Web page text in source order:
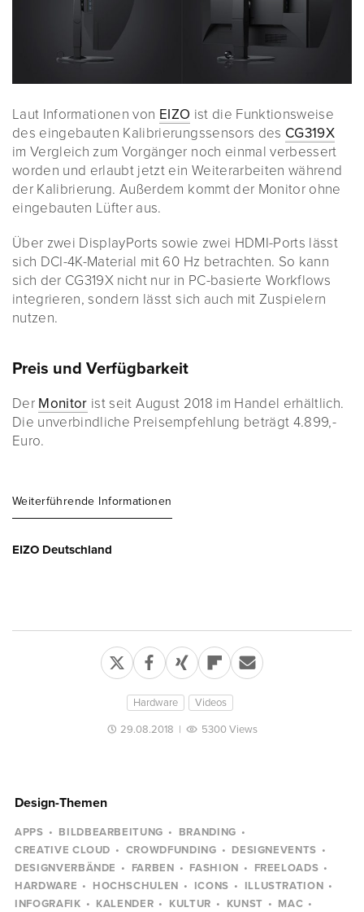
Laut Informationen von EIZO ist die Funktionsweise
des eingebauten Kalibrierungssensors des CG319X
im Vergleich zum Vorgänger noch einmal verbessert
worden und erlaubt jetzt ein Weiterarbeiten während
der Kalibrierung. Außerdem kommt der Monitor ohne
eingebauten Lüfter aus.
Über zwei DisplayPorts sowie zwei HDMI-Ports lässt
sich DCI-4K-Material mit 60 Hz betrachten. So kann
sich der CG319X nicht nur in PC-basierte Workflows
integrieren, sondern lässt sich auch mit Zuspielern
nutzen.
Preis und Verfügbarkeit
Der Monitor ist seit August 2018 im Handel erhältlich.
Die unverbindliche Preisempfehlung beträgt 4.899,-
Euro.
Weiterführende Informationen
EIZO Deutschland
Hardware Videos
29.08.2018 | 5300 Views
Design-Themen
APPS BILDBEARBEITUNG
BRANDING
CREATIVE CLOUD
CROWDFUNDING
DESIGNEVENTS
DESIGNVERBÄNDE
FARBEN FASHION
FREELOADS
HARDWARE
HOCHSCHULEN ICONS
ILLUSTRATION
INFOGRAFIK
KALENDER KULTUR KUNST MAC